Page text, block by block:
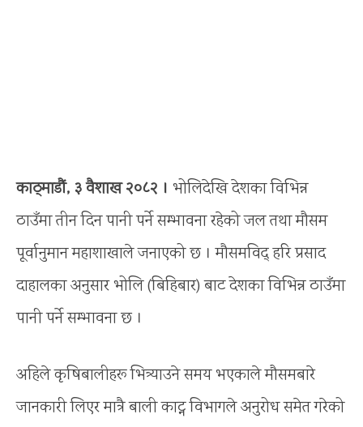
काठ्माडौं, ३ वैशाख २०८२ । भोलिदेखि देशका विभिन्न
ठाउँमा तीन दिन पानी पर्ने सम्भावना रहेको जल तथा मौसम
पूर्वानुमान महाशाखाले जनाएको छ । मौसमविद् हरि प्रसाद
दाहालका अनुसार भोलि (बिहिबार) बाट देशका विभिन्न ठाउँमा
पानी पर्ने सम्भावना छ ।
अहिले कृषिबालीहरू भित्र्याउने समय भएकाले मौसमबारे
जानकारी लिएर मात्रै बाली काट्न विभागले अनुरोध समेत गरेको